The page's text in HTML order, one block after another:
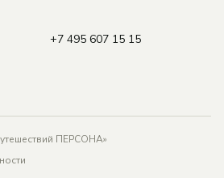
+7 495 607 15 15
ПЕРСОНА»